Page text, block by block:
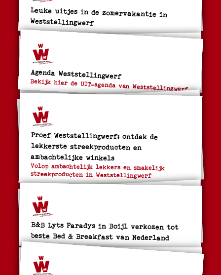
Leuke uitjes in de zomervakantie in
Weststellingwerf
Agenda Weststellingwerf
Bekijk hier de UIT-agenda van Weststellingwerf
Proef Weststellingwerf: ontdek de
lekkerste streekproducten en
ambachtelijke winkels
Volop ambachtelijk lekkers en smakelijk
streekproducten in Weststellingwerf
B&B Lyts Paradys in Boijl verkozen tot
beste Bed & Breakfast van Nederland